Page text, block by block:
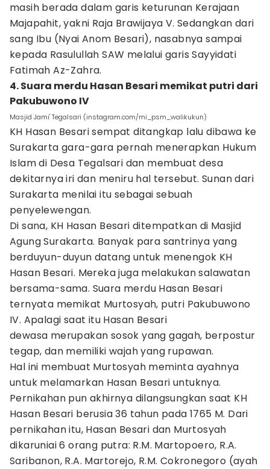
masih berada dalam garis keturunan Kerajaan
Majapahit, yakni Raja Brawijaya V. Sedangkan dari
sang Ibu (Nyai Anom Besari), nasabnya sampai
kepada Rasulullah SAW melalui garis Sayyidati
Fatimah Az-Zahra.
4. Suara merdu Hasan Besari memikat putri dari
Pakubuwono IV
Masjid Jami' Tegalsari (instagram.com/mi_psm_walikukun)
KH Hasan Besari sempat ditangkap lalu dibawa ke
Surakarta gara-gara pernah menerapkan Hukum
Islam di Desa Tegalsari dan membuat desa
dekitarnya iri dan meniru hal tersebut. Sunan dari
Surakarta menilai itu sebagai sebuah
penyelewengan.
Di sana, KH Hasan Besari ditempatkan di Masjid
Agung Surakarta. Banyak para santrinya yang
berduyun-duyun datang untuk menengok KH
Hasan Besari. Mereka juga melakukan salawatan
bersama-sama. Suara merdu Hasan Besari
ternyata memikat Murtosyah, putri Pakubuwono
IV. Apalagi saat itu Hasan Besari
dewasa merupakan sosok yang gagah, berpostur
tegap, dan memiliki wajah yang rupawan.
Hal ini membuat Murtosyah meminta ayahnya
untuk melamarkan Hasan Besari untuknya.
Pernikahan pun akhirnya dilangsungkan saat KH
Hasan Besari berusia 36 tahun pada 1765 M. Dari
pernikahan itu, Hasan Besari dan Murtosyah
dikaruniai 6 orang putra: R.M. Martopoero, R.A.
Saribanon, R.A. Martorejo, R.M. Cokronegoro (ayah